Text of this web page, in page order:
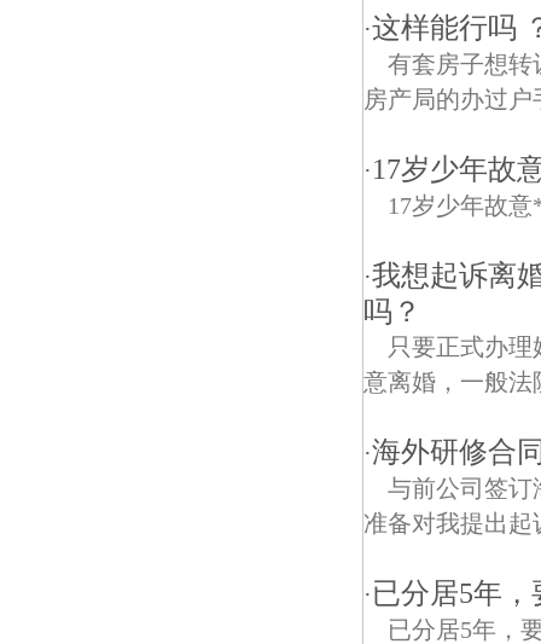
·这样能行吗
有套房子想转
房产局的办过
·17岁少年故
17岁少年故
·我想起诉离
吗？
只要正式办
意离婚，一般法
·海外研修合
与前公司签订
准备对我提出
·已分居5年
已分居5年，